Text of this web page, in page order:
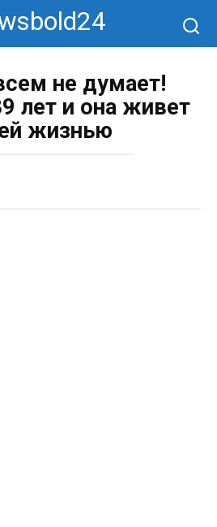
не думает!
лет и она живет
жизнью